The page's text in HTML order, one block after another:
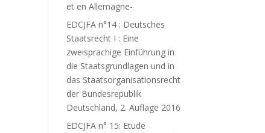
et en Allemagne-
EDCJFA n°14 : Deutsches
Staatsrecht I : Eine
zweisprachige Einführung in
die Staatsgrundlagen und in
das Staatsorganisationsrecht
der Bundesrepublik
Deutschland, 2. Auflage 2016
EDCJFA n° 15: Etude